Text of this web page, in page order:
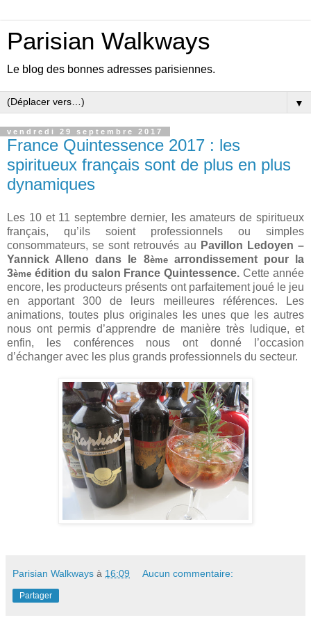
Parisian Walkways
Le blog des bonnes adresses parisiennes.
▼
vendredi 29 septembre 2017
France Quintessence 2017 : les
spiritueux français sont de plus en plus
dynamiques
Les 10 et 11 septembre dernier, les amateurs de spiritueux
français, qu’ils soient professionnels ou simples
consommateurs, se sont retrouvés au Pavillon Ledoyen –
Yannick Alleno dans le 8èmearrondissement pour la
3ème édition du salon France Quintessence. Cette année
encore, les producteurs présents ont parfaitement joué le jeu
en apportant 300 de leurs meilleures références. Les
animations, toutes plus originales les unes que les autres
nous ont permis d’apprendre de manière très ludique, et
enfin, les conférences nous ont donné l’occasion
d’échanger avec les plus grands professionnels du secteur.
Parisian Walkways à 16:09 Aucun commentaire:
Partager